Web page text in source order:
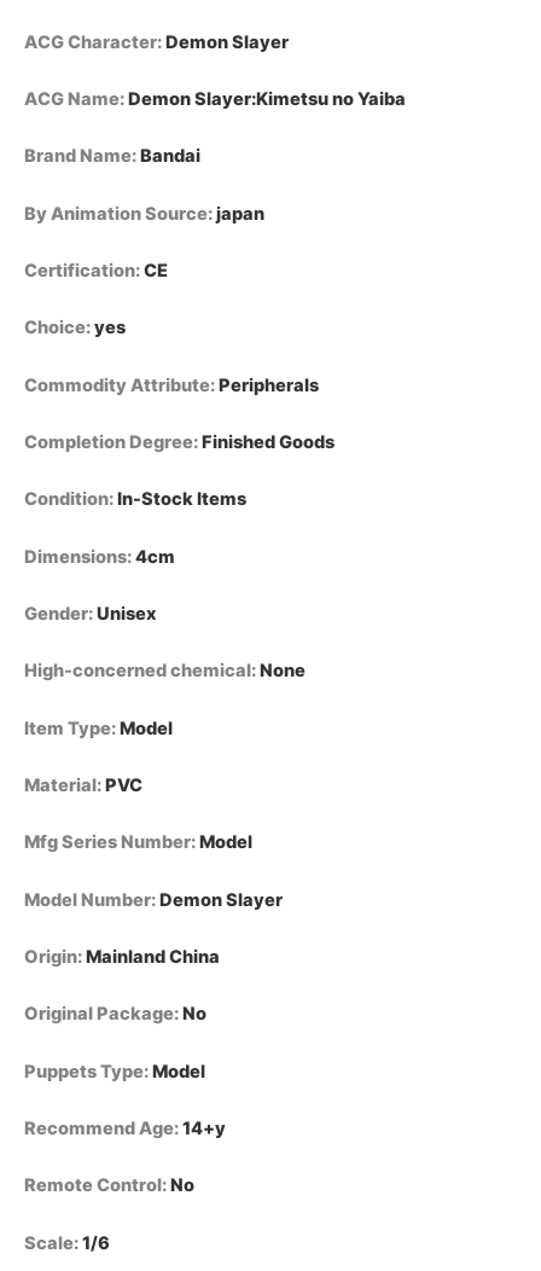
ACG Character:Demon Slayer
ACG Name:Demon Slayer:Kimetsu no Yaiba
Brand Name:Bandai
By Animation Source:japan
Certification:CE
Choice:yes
Commodity Attribute:Peripherals
Completion Degree:Finished Goods
Condition:In-Stock Items
Dimensions:4cm
Gender:Unisex
High-concerned chemical:None
Item Type:Model
Material:PVC
Mfg Series Number: Model
Model Number:Demon Slayer
Origin:Mainland China
Original Package: No
Puppets Type:Model
Recommend Age:14+y
Remote Control: No
Scale:1/6